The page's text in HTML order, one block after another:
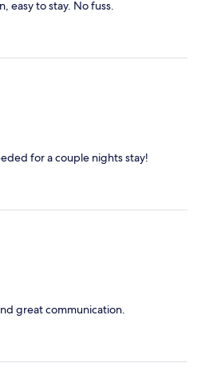
easy to stay. No fuss.
for a couple nights stay!
great communication.